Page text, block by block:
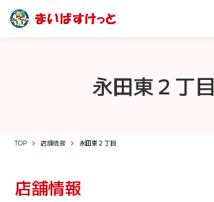
永田東２丁目
TOP 店舗情報 永田東２丁目
店舗情報